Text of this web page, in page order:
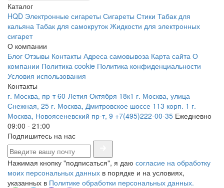
Каталог
HQD Электронные сигареты Сигареты Стики Табак для
кальяна Табак для самокруток Жидкости для электронных
сигарет
О компании
Блог Отзывы Контакты Адреса самовывоза Карта сайта О
компании Политика cookie Политика конфиденциальности
Условия использования
Контакты
г. Москва, пр-т 60-Летия Октября 18к1 г. Москва, улица
Снежная, 25 г. Москва, Дмитровское шоссе 113 корп. 1 г.
Москва, Новоясеневский пр-т, 9 +7(495)222-00-35 Ежедневно
09:00 - 21:00
Подпишитесь на нас
Нажимая кнопку "подписаться", я даю согласие на обработку
моих персональных данных в порядке и на условиях,
указанных в Политике обработки персональных данных.